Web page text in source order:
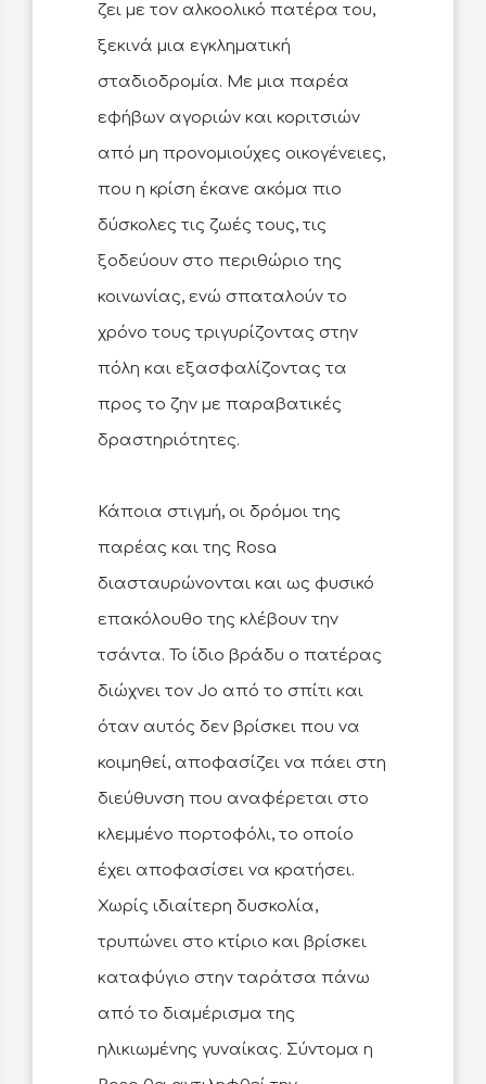
ζει με τον αλκοολικό πατέρα του,
ξεκινά μια εγκληματική
σταδιοδρομία. Με μια παρέα
εφήβων αγοριών και κοριτσιών
από μη προνομιούχες οικογένειες,
που η κρίση έκανε ακόμα πιο
δύσκολες τις ζωές τους, τις
ξοδεύουν στο περιθώριο της
κοινωνίας, ενώ σπαταλούν το
χρόνο τους τριγυρίζοντας στην
πόλη και εξασφαλίζοντας τα
προς το ζην με παραβατικές
δραστηριότητες.
Κάποια στιγμή, οι δρόμοι της
παρέας και της Rosa
διασταυρώνονται και ως φυσικό
επακόλουθο της κλέβουν την
τσάντα. Το ίδιο βράδυ ο πατέρας
διώχνει τον Jo από το σπίτι και
όταν αυτός δεν βρίσκει που να
κοιμηθεί, αποφασίζει να πάει στη
διεύθυνση που αναφέρεται στο
κλεμμένο πορτοφόλι, το οποίο
έχει αποφασίσει να κρατήσει.
Χωρίς ιδιαίτερη δυσκολία,
τρυπώνει στο κτίριο και βρίσκει
καταφύγιο στην ταράτσα πάνω
από το διαμέρισμα της
ηλικιωμένης γυναίκας. Σύντομα η